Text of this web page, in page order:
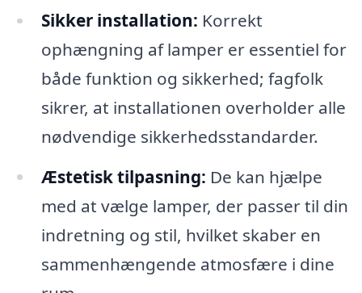
Sikker installation: Korrekt
ophængning af lamper er essentiel for
både funktion og sikkerhed; fagfolk
sikrer, at installationen overholder alle
nødvendige sikkerhedsstandarder.
Æstetisk tilpasning: De kan hjælpe
med at vælge lamper, der passer til din
indretning og stil, hvilket skaber en
sammenhængende atmosfære i dine